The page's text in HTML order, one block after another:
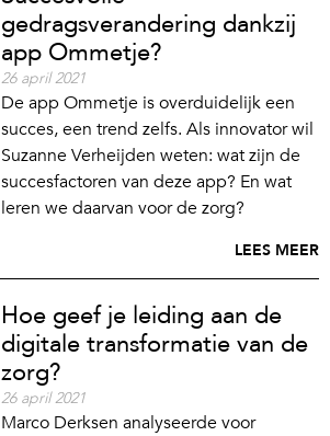
gedragsverandering dankzij
app Ommetje?
26 april 2021
De app Ommetje is overduidelijk een
succes, een trend zelfs. Als innovator wil
Suzanne Verheijden weten: wat zijn de
succesfactoren van deze app? En wat
leren we daarvan voor de zorg?
LEES MEER
Hoe geef je leiding aan de
digitale transformatie van de
zorg?
26 april 2021
Marco Derksen analyseerde voor